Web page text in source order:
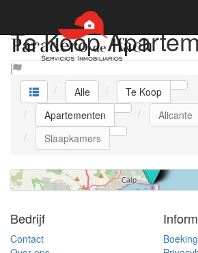
Te Koop
Alle
Te Koop
Apartementen
Alicante
Slaapkamers
Calpe
2 slaapkamers |
Ref. ACTOP6 | Te Koop
Bedrijf
Contact